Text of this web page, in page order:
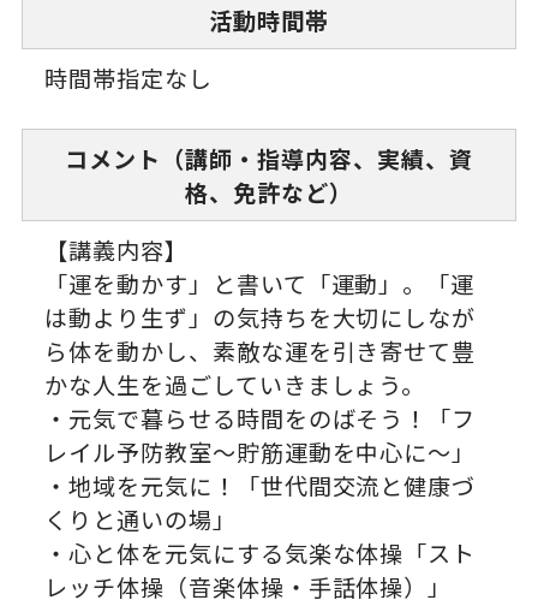
活動時間帯
時間帯指定なし
コメント（講師・指導内容、実績、資
格、免許など）
【講義内容】
「運を動かす」と書いて「運動」。「運
は動より生ず」の気持ちを大切にしなが
ら体を動かし、素敵な運を引き寄せて豊
かな人生を過ごしていきましょう。
・元気で暮らせる時間をのばそう！「フ
レイル予防教室～貯筋運動を中心に～」
・地域を元気に！「世代間交流と健康づ
くりと通いの場」
・心と体を元気にする気楽な体操「スト
レッチ体操（音楽体操・手話体操）」